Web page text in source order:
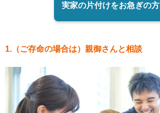
実家の片付けをお急ぎの方
1.（ご存命の場合は）親御さんと相談